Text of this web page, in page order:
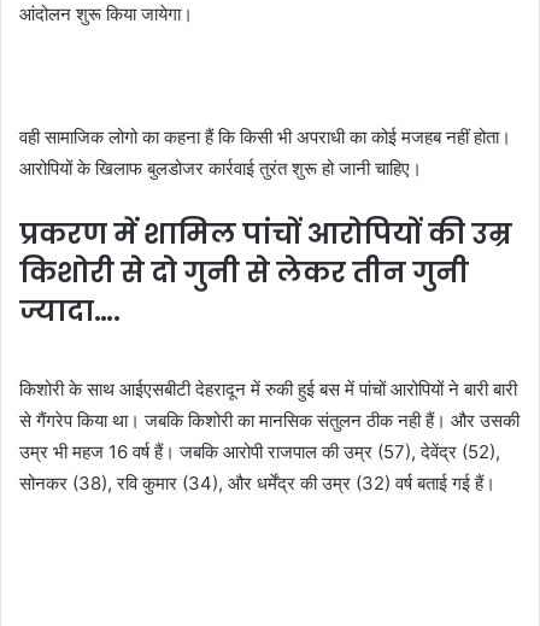
आंदोलन शुरू किया जायेगा।
वही सामाजिक लोगो का कहना हैं कि किसी भी अपराधी का कोई मजहब नहीं होता।
आरोपियों के खिलाफ बुलडोजर कार्रवाई तुरंत शुरू हो जानी चाहिए।
प्रकरण में शामिल पांचों आरोपियों की उम्र
किशोरी से दो गुनी से लेकर तीन गुनी
ज्यादा….
किशोरी के साथ आईएसबीटी देहरादून में रुकी हुई बस में पांचों आरोपियों ने बारी बारी
से गैंगरेप किया था। जबकि किशोरी का मानसिक संतुलन ठीक नही हैं। और उसकी
उम्र भी महज 16 वर्ष हैं। जबकि आरोपी राजपाल की उम्र (57), देवेंद्र (52),
सोनकर (38), रवि कुमार (34), और धर्मेंद्र की उम्र (32) वर्ष बताई गई हैं।